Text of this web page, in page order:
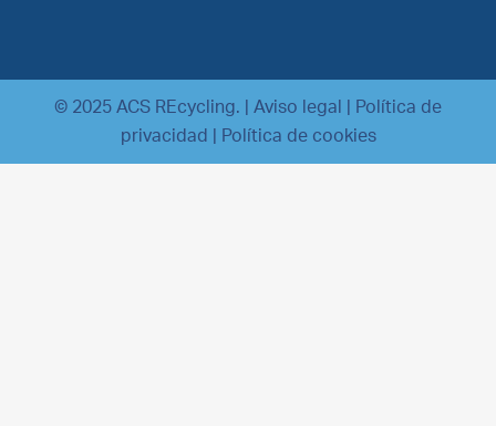
© 2025 ACS REcycling. | Aviso legal
Política de
privacidad
Política de cookies